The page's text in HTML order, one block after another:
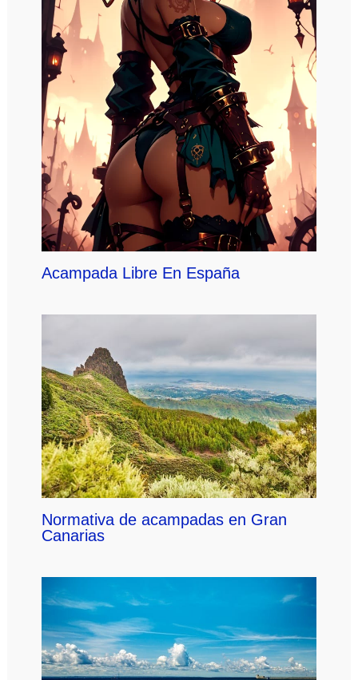
Acampada Libre En España
Normativa de acampadas en Gran
Canarias